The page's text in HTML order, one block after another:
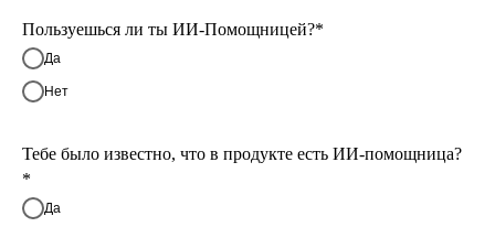
Пользуешься ли ты ИИ-Помощницей?*
Да
Нет
Тебе было известно, что в продукте есть ИИ-помощница?
*
Да